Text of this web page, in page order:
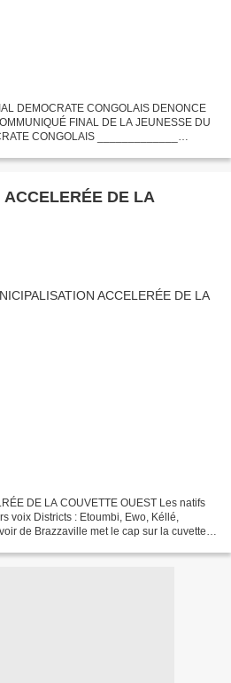
DEMOCRATE CONGOLAIS DENONCE
FINAL DE LA JEUNESSE DU
CONGOLAIS _____________
DE LA
DE LA COUVETTE OUEST Les natifs
voix Districts : Etoumbi, Ewo, Kéllé,
de Brazzaville met le cap sur la cuvette